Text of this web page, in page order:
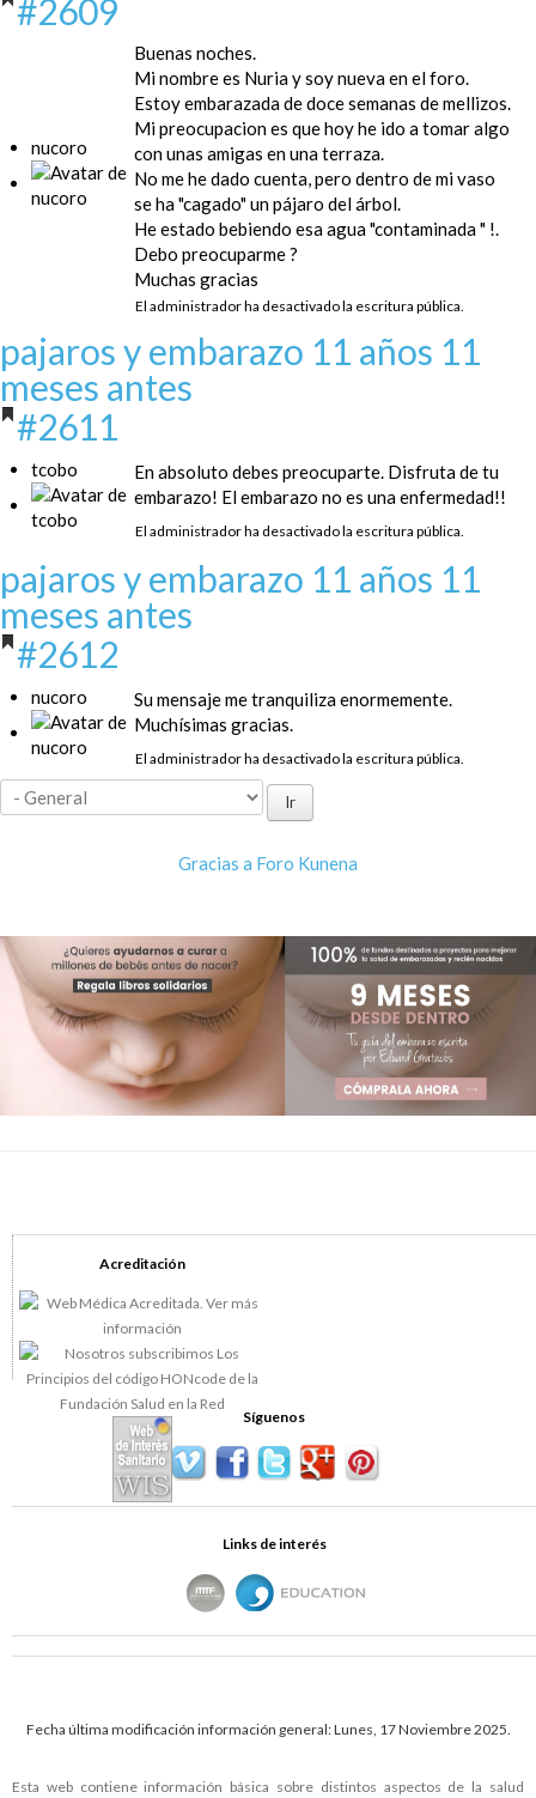
#2609
nucoro
Buenas noches.
Mi nombre es Nuria y soy nueva en el foro.
Estoy embarazada de doce semanas de mellizos.
Mi preocupacion es que hoy he ido a tomar algo
con unas amigas en una terraza.
No me he dado cuenta, pero dentro de mi vaso
se ha "cagado" un pájaro del árbol.
He estado bebiendo esa agua "contaminada " !.
Debo preocuparme ?
Muchas gracias
El administrador ha desactivado la escritura pública.
pajaros y embarazo 11 años 11
meses antes
#2611
tcobo
En absoluto debes preocuparte. Disfruta de tu
embarazo! El embarazo no es una enfermedad!!
El administrador ha desactivado la escritura pública.
pajaros y embarazo 11 años 11
meses antes
#2612
nucoro
Su mensaje me tranquiliza enormemente.
Muchísimas gracias.
El administrador ha desactivado la escritura pública.
Gracias a Foro Kunena
Acreditación
Síguenos
Links de interés
Fecha última modificación información general: Lunes, 17 Noviembre 2025.
Esta web contiene información básica sobre distintos aspectos de la salud